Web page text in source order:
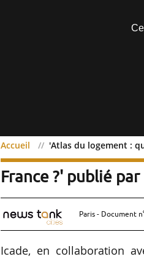
Accueil 'Atlas du logement :
'Atlas du logement
France ?' publié
Paris - Document
Icade, en collaboration